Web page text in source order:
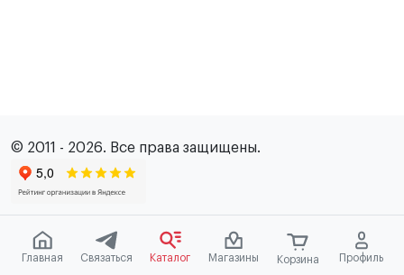
Главная Связаться Каталог Магазины Корзина Профиль
© 2011 - 2026. Все права защищены.